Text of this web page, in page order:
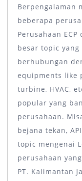
Berpengalaman
beberapa
Perusahaan
besar topic
berhubungan
equipments like
turbine, HVAC,
popular yang
perusahaan.
bejana tekan,
topic mengenai
perusahaan
PT. Kalimantan